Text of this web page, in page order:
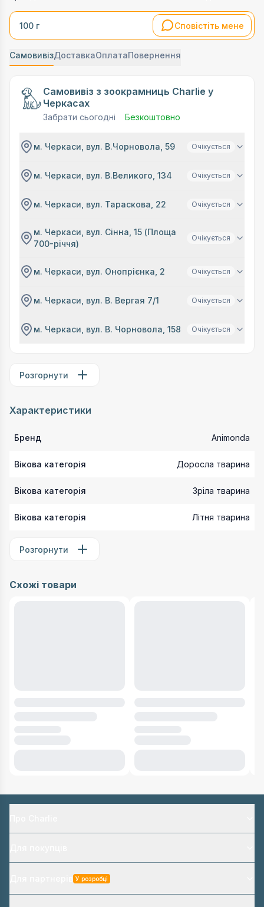
100 г Сповістіть мене
СамовивізДоставкаОплатаПовернення
Самовивіз з зоокрамниць Charlie у
Черкасах
Забрати сьогодні Безкоштовно
м. Черкаси, вул. В.Чорновола, 59 Очікується
м. Черкаси, вул. В.Великого, 134 Очікується
м. Черкаси, вул. Тараскова, 22 Очікується
м. Черкаси, вул. Сінна, 15 (Площа
700-річчя)
Очікується
м. Черкаси, вул. Онопрієнка, 2 Очікується
м. Черкаси, вул. В. Вергая 7/1 Очікується
м. Черкаси, вул. В. Чорновола, 158 Очікується
Розгорнути
Характеристики
Бренд Animonda
Вікова категорія Доросла тварина
Вікова категорія Зріла тварина
Вікова категорія Літня тварина
Розгорнути
Схожі товари
У розробці